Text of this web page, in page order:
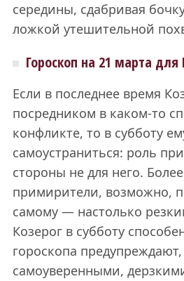
середины, сдабривая
ложкой утешительной
Гороскоп на 21 марта для
Если в последнее время
посредником в каком-то
конфликте, то в субботу
самоустраниться: роль
стороны не для него.
примирители, возможно,
самому — настолько
Козерог в субботу
гороскопа
самоуверенными,